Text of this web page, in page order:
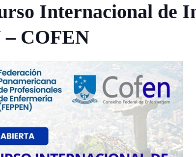
Internacional de
– COFEN